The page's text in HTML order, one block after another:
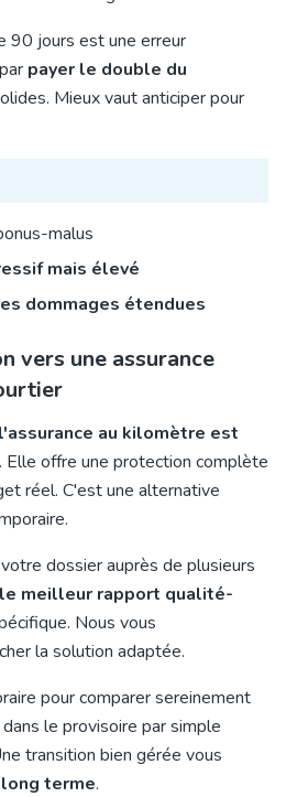
90 jours est une erreur
payer le double du
Mieux vaut anticiper pour
malus
mais élevé
dommages étendues
vers une assurance
l'assurance au kilomètre est
. Elle offre une protection complète
réel. C'est une alternative
dossier auprès de plusieurs
meilleur rapport qualité-
Nous vous
la solution adaptée.
pour comparer sereinement
le provisoire par simple
transition bien gérée vous
terme.